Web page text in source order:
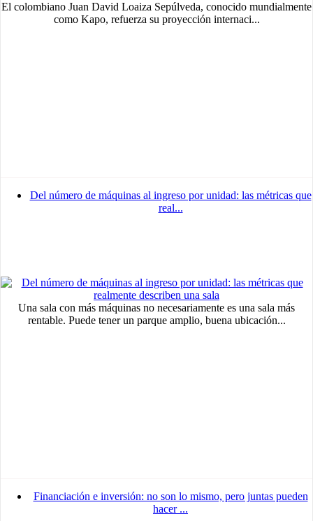
El colombiano Juan David Loaiza Sepúlveda, conocido mundialmente
como Kapo, refuerza su proyección internaci...
Del número de máquinas al ingreso por unidad: las métricas que
real...
Una sala con más máquinas no necesariamente es una sala más
rentable. Puede tener un parque amplio, buena ubicación...
Financiación e inversión: no son lo mismo, pero juntas pueden
hacer ...